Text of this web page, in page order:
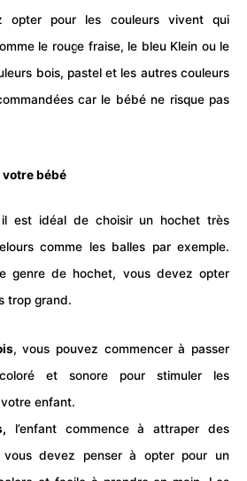
opter pour les couleurs vivent qui
le rouge fraise, le bleu Klein ou le
bois, pastel et les autres couleurs
car le bébéne risque pas
votre bébé
il est idéal de choisir un hochet très
comme les balles par exemple.
genre de hochet, vous devez opter
trop grand.
, vous pouvez commencer à passer
et sonore pour stimuler les
enfant.
l’enfant commence à attraper des
vous devez penser à opter pour un